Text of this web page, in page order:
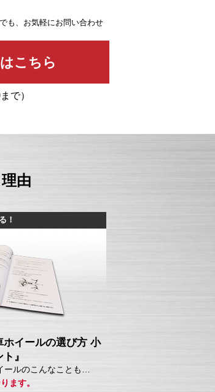
も、お気軽にお問い合わせ
で）
由
！
ホイールの選び方 小
』
ールのこんなことも…
ます。